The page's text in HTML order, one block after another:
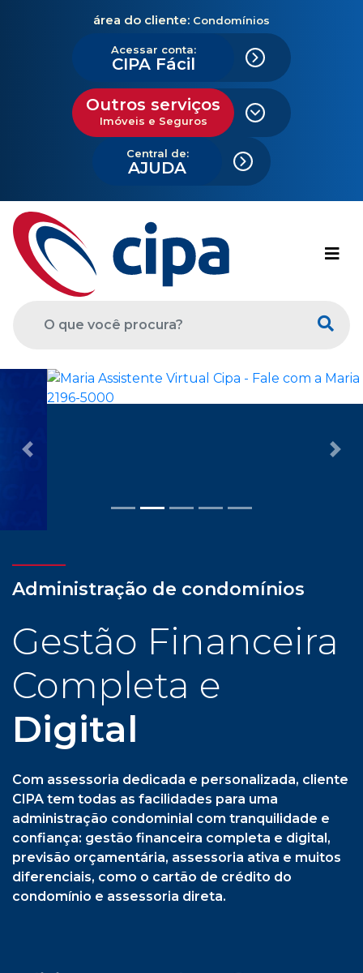
área do cliente: Condomínios
Acessar conta:
CIPA Fácil
Outros serviços
Imóveis e Seguros
Central de:
AJUDA
Previous
Gestão Financeira
Completa e
Digital
Com assessoria dedicada e personalizada, cliente
CIPA tem todas as facilidades para uma
administração condominial com tranquilidade e
confiança: gestão financeira completa e digital,
previsão orçamentária, assessoria ativa e muitos
condomínio e assessoria direta.
solicite um consultor